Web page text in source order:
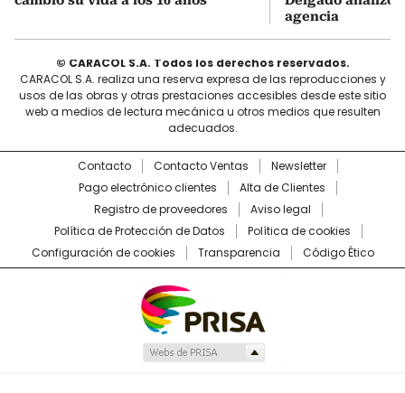
agencia
© CARACOL S.A. Todos los derechos reservados.
CARACOL S.A. realiza una reserva expresa de las reproducciones y
usos de las obras y otras prestaciones accesibles desde este sitio
web a medios de lectura mecánica u otros medios que resulten
adecuados.
Contacto Contacto Ventas
Newsletter
Pago electrónico clientes
Alta de Clientes
Registro de proveedores
Aviso legal
Política de Protección de Datos
Política de cookies
Configuración de cookies
Transparencia Código Ético